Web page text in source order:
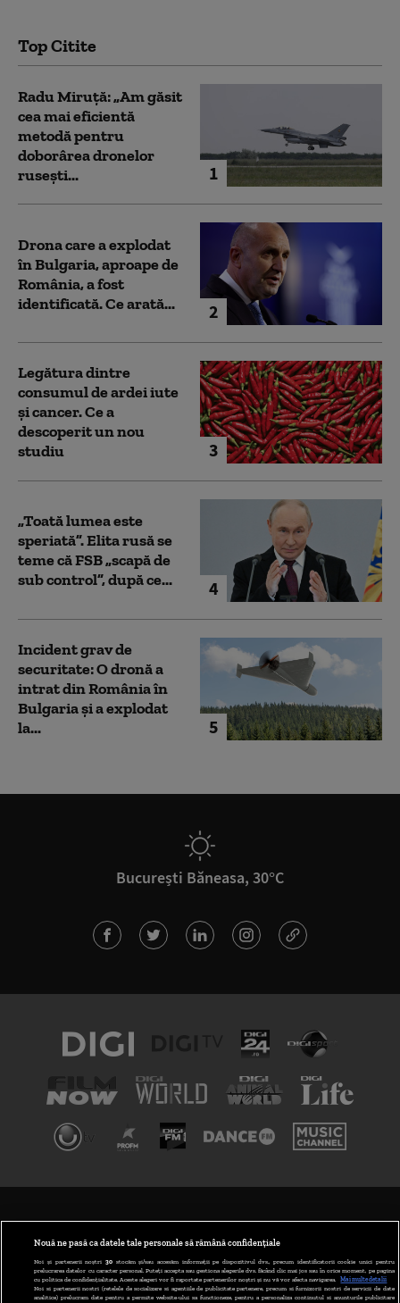
Top Citite
1
Radu Miruță: „Am găsit
cea mai eficientă
metodă pentru
doborârea dronelor
rusești...
2
Drona care a explodat
în Bulgaria, aproape de
România, a fost
identificată. Ce arată...
3
Legătura dintre
consumul de ardei iute
și cancer. Ce a
descoperit un nou
studiu
4
„Toată lumea este
speriată”. Elita rusă se
teme că FSB „scapă de
sub control”, după ce...
5
Incident grav de
securitate: O dronă a
intrat din România în
Bulgaria şi a explodat
la...
București Băneasa, 30°C
ABONARE DIGI TV
Nouă ne pasă ca datele tale personale să rămână confidențiale
Noi și partenerii noștri 30stocăm și/sau accesăm informații pe dispozitivul dvs., precum identificatorii cookie unici pentru
prelucrarea datelor cu caracter personal. Puteți accepta sau gestiona alegerile dvs. făcând clic mai jos sau în orice moment, pe pagina
cu politica de confidențialitate. Aceste alegeri vor fi raportate partenerilor noștri și nu vă vor afecta navigarea.
Mai multe detalii
Noi si partenerii nostri (retelele de socializare si agentiile de publicitate partenere, precum si furnizorii nostri de servicii de date
analitice) prelucram date pentru a permite website-ului sa functioneze, pentru a personaliza continutul si anunturile publicitare